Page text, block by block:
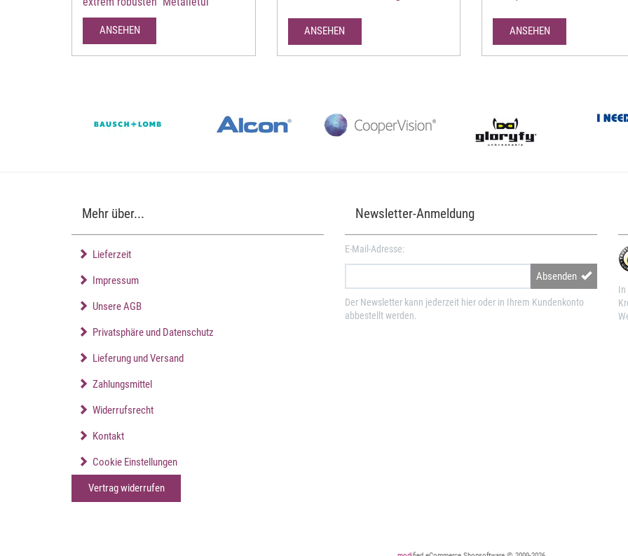
ANSEHEN ANSEHEN ANSEHEN
Mehr über...
Lieferzeit
Impressum
Unsere AGB
Privatsphäre und Datenschutz
Lieferung und Versand
Zahlungsmittel
Widerrufsrecht
Kontakt
Cookie Einstellungen
Vertrag widerrufen
Newsletter-Anmeldung
E-Mail-Adresse:
Absenden
Der Newsletter kann jederzeit hier oder in Ihrem Kundenkonto
abbestellt werden.
In